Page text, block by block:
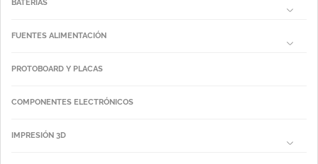
BATERIAS
FUENTES ALIMENTACIÓN
PROTOBOARD Y PLACAS
COMPONENTES ELECTRÓNICOS
IMPRESIÓN 3D